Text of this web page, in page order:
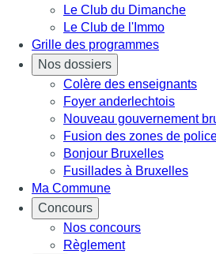
Le Club du Dimanche
Le Club de l'Immo
Grille des programmes
Nos dossiers
Colère des enseignants
Foyer anderlechtois
Nouveau gouvernement
Fusion des zones de
Bonjour Bruxelles
Fusillades à Bruxelles
Ma Commune
Concours
Nos concours
Règlement